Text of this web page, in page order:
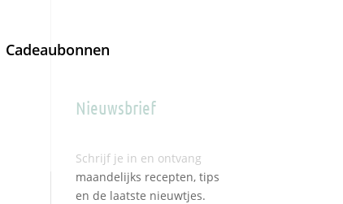
Cadeaubonnen
Nieuwsbrief
Schrijf je in en ontvang
maandelijks recepten, tips
en de laatste nieuwtjes.